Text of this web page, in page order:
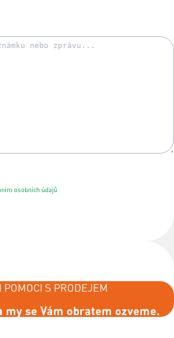
osobních údajů
POMOCI S PRODEJEM
my se Vám obratem ozveme.